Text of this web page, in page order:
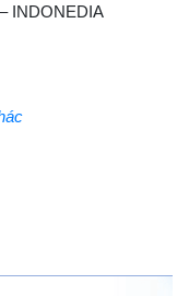
INDONEDIA